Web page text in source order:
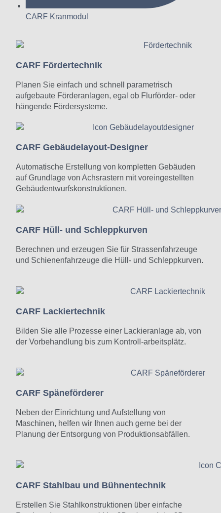
CARF Kranmodul
CARF Fördertechnik
Planen Sie einfach und schnell parametrisch
aufgebaute Förderanlagen, egal ob Flurförder- oder
hängende Fördersysteme.
CARF Gebäudelayout-Designer
Automatische Erstellung von kompletten Gebäuden
auf Grundlage von Achsrastern mit voreingestellten
Gebäudentwurfskonstruktionen.
CARF Hüll- und Schleppkurven
Berechnen und erzeugen Sie für Strassenfahrzeuge
und Schienenfahrzeuge die Hüll- und Schleppkurven.
CARF Lackiertechnik
Bilden Sie alle Prozesse einer Lackieranlage ab, von
der Vorbehandlung bis zum Kontroll-arbeitsplätz.
CARF Späneförderer
Neben der Einrichtung und Aufstellung von
Maschinen, helfen wir Ihnen auch gerne bei der
Planung der Entsorgung von Produktionsabfällen.
CARF Stahlbau und Bühnentechnik
Erstellen Sie Stahlkonstruktionen über einfache